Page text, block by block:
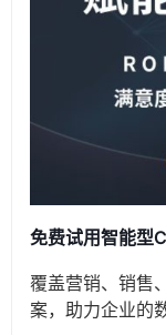
免费试用智能型
覆盖营销、销售
案，助力企业的